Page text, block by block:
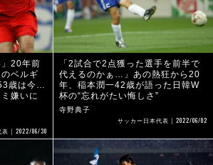
」20年前
ベルギ
歳は今…
嫌いに
表 2022/06/30
「2試合で2点獲った選手を前半で
代えるのかぁ…」あの熱狂から20
年、稲本潤一42歳が語った日韓W
杯の“忘れがたい悔しさ”
寺野典子
サッカー日本代表 2022/06/02